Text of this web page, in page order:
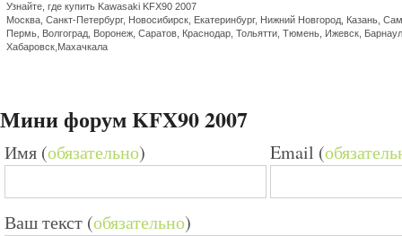
Узнайте, где купить Kawasaki KFX90 2007
Москва, Санкт-Петербург, Новосибирск, Екатеринбург, Нижний Новгород, Казань,
Пермь, Волгоград, Воронеж, Саратов, Краснодар, Тольятти, Тюмень, Ижевск,
Хабаровск,Махачкала
Мини форум KFX90 2007
Имя (обязательно) Email (
Ваш текст (обязательно)